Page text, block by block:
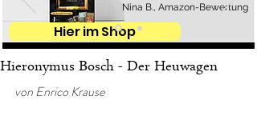
Nina B., Amazon-Bewertung
Hier im Shop
Hieronymus Bosch - Der Heuwagen
von Enrico Krause